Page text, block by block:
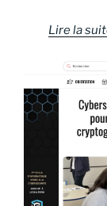
Lire la